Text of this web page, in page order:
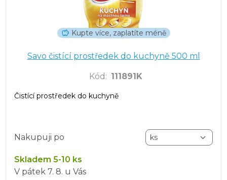
Kupte více, zaplatíte méně
Savo čistící prostředek do kuchyně 500 ml
Kód : 111891K
Čistící prostředek do kuchyně
Nakupuji po
Skladem 5-10 ks
V pátek 7. 8. u Vás